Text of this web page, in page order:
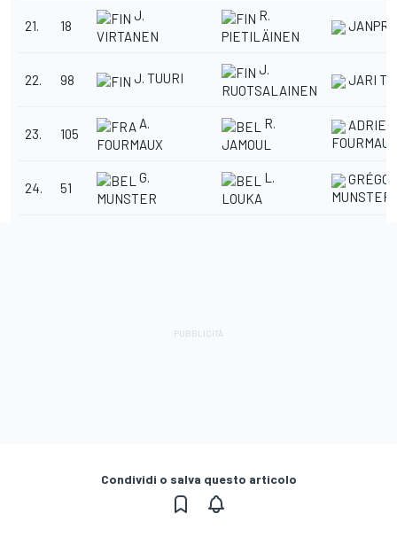
21. 18
J.
VIRTANEN
R.
PIETILÄINEN
JANPRO
22. 98 J. TUURI
J.
RUOTSALAINEN
JARI
23. 105
A.
FOURMAUX
R.
JAMOUL
ADRIEN
FOURMAUX
24. 51
G.
MUNSTER
L.
LOUKA
MUNSTER
Condividi o salva questo articolo